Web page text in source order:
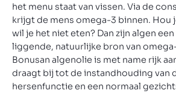
het menu staat van vissen. Via de
krijgt de mens omega-3 binnen. Hou
wil je het niet eten? Dan zijn algen
liggende, natuurlijke bron van
Bonusan algenolie is met name rijk
draagt bij tot de instandhouding van
hersenfunctie en een normaal